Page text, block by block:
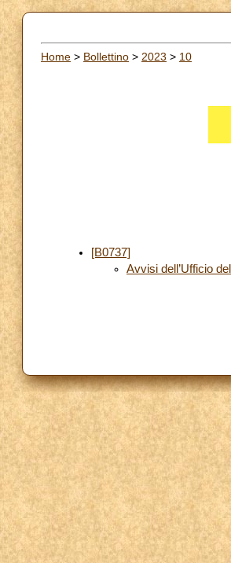
Home > Bollettino > 2023 > 10
[B0737]
Avvisi dell’Ufficio